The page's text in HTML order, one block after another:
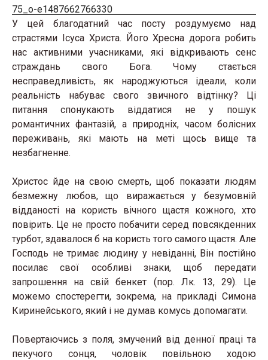
У цей благодатний час посту роздумуємо над
страстями Ісуса Христа. Його Хресна дорога робить
нас активними учасниками, які відкривають сенс
страждань свого Бога. Чому стається
несправедливість, як народжуються ідеали, коли
реальність набуває свого звичного відтінку? Ці
питання спонукають віддатися не у пошук
романтичних фантазій, а природніх, часом болісних
переживань, які мають на меті щось вище та
незбагненне.
Христос йде на свою смерть, щоб показати людям
безмежну любов, що виражається у безумовній
відданості на користь вічного щастя кожного, хто
повірить. Це не просто побачити серед повсякденних
турбот, здавалося б на користь того самого щастя. Але
Господь не тримає людину у невіданні, Він постійно
посилає свої особливі знаки, щоб передати
запрошення на свій бенкет (пор. Лк. 13, 29). Це
можемо спостерегти, зокрема, на прикладі Симона
Киринейського, який і не думав комусь допомагати.
Повертаючись з поля, змучений від денної праці та
пекучого сонця, чоловік повільною ходою